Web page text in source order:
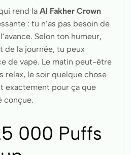
rend la Al Fakher Crown
: tu n’as pas besoin de
Selon ton humeur,
de la journée, tu peux
de vape. Le matin peut-être
relax, le soir quelque chose
exactement pour ça que
conçue.
000 Puffs